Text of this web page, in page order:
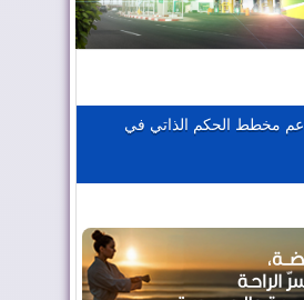
تستسلم لفرنسا
دعم مخطط الحكم الذاتي في